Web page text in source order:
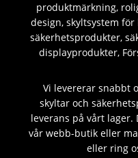
produktmärkning,
design, skyltsystem
säkerhetsprodukter,
displayprodukter,
Vi levererar snabbt
skyltar och
leverans på vårt
vår webb-butik eller
eller ring